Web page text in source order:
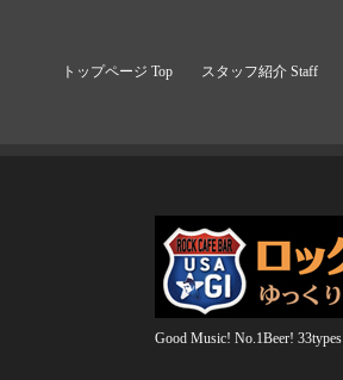
トップページ Top スタッフ紹介 Staff
Good Music! No.1Beer!